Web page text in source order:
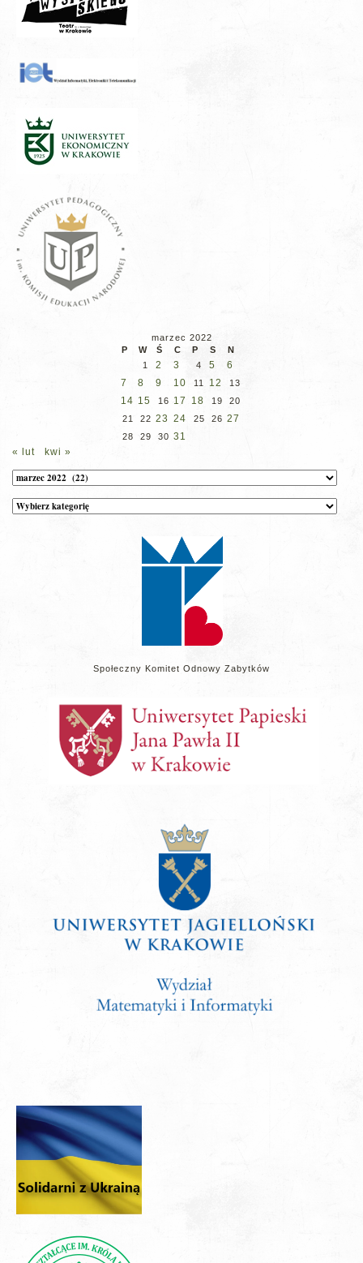
marzec 2022
P
W Ś C P S
N
1
2 3 4 5
6
7
8 9 10 11 12 13
14 15 16 17 18 19
20
21
22 23 24 25 26 27
28 29 30 31
« lut
kwi »
Archiwum
Kategorie
wpisów
Społeczny Komitet Odnowy Zabytków